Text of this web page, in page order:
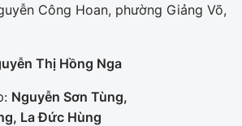
Công Hoan, phường Giảng Võ,
Thị Hồng Nga
Nguyễn Sơn Tùng,
La Đức Hùng